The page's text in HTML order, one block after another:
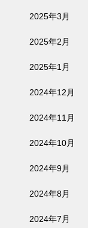
2025年3月
2025年2月
2025年1月
2024年12月
2024年11月
2024年10月
2024年9月
2024年8月
2024年7月